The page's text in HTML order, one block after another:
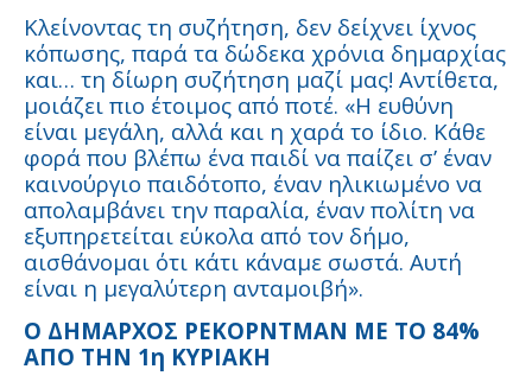
Κλείνοντας τη συζήτηση, δεν δείχνει ίχνος
κόπωσης, παρά τα δώδεκα χρόνια δημαρχίας
και… τη δίωρη συζήτηση μαζί μας! Αντίθετα,
μοιάζει πιο έτοιμος από ποτέ. «Η ευθύνη
είναι μεγάλη, αλλά και η χαρά το ίδιο. Κάθε
φορά που βλέπω ένα παιδί να παίζει σ’ έναν
καινούργιο παιδότοπο, έναν ηλικιωμένο να
απολαμβάνει την παραλία, έναν πολίτη να
εξυπηρετείται εύκολα από τον δήμο,
αισθάνομαι ότι κάτι κάναμε σωστά. Αυτή
είναι η μεγαλύτερη ανταμοιβή».
Ο ΔΗΜΑΡΧΟΣ ΡΕΚΟΡΝΤΜΑΝ ΜΕ ΤΟ 84%
ΑΠΟ ΤΗΝ 1η ΚΥΡΙΑΚΗ